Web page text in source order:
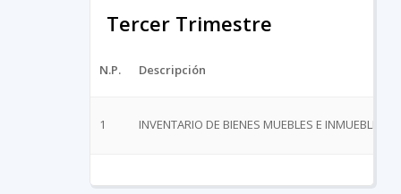
Tercer Trimestre
N.P. Descripción
1 INVENTARIO DE BIENES MUEBLES E INMUEBLES